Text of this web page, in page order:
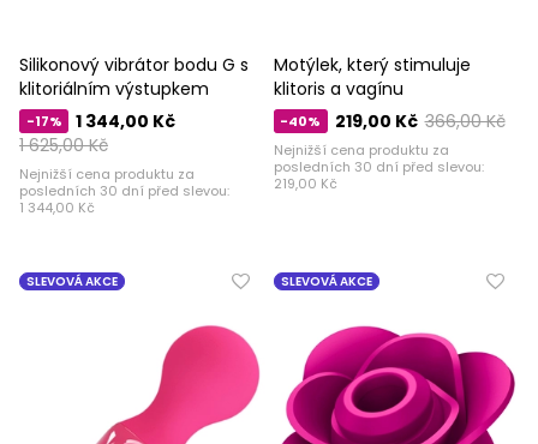
Silikonový vibrátor bodu G s
klitoriálním výstupkem
-17%
1 625,00 Kč
1 344,00 Kč
Nejnižší cena produktu za
posledních 30 dní před slevou:
1 344,00 Kč
Motýlek, který stimuluje
klitoris a vagínu
-40% 366,00 Kč
219,00 Kč
Nejnižší cena produktu za
posledních 30 dní před slevou:
219,00 Kč
SLEVOVÁ AKCE SLEVOVÁ AKCE